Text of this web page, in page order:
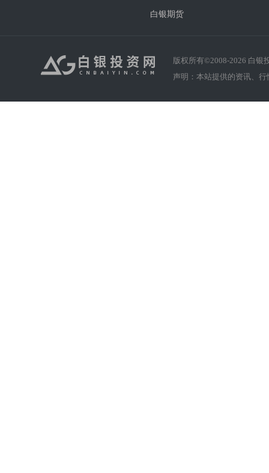
白银期货
版权所有©2008-2026 白银
声明：本站提供的资讯、